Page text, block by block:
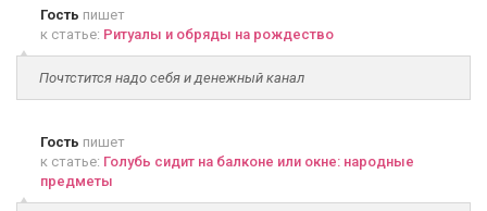
Гость пишет
к статье: Ритуалы и обряды на рождество
Почтстится надо себя и денежный канал
Гость пишет
к статье: Голубь сидит на балконе или окне: народные
предметы